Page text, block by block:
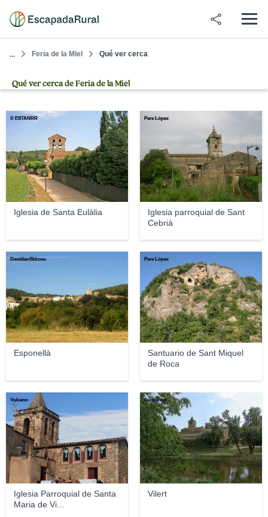
... Feria de la Miel Qué ver cerca
Qué ver cerca de Feria de la Miel
Iglesia de Santa Eulàlia
© ESTANRR
Iglesia parroquial de Sant
Cebrià
Pere López
Esponellà
DavidianSkitzou
Santuario de Sant Miquel
de Roca
Pere López
Iglesia Parroquial de Santa
Maria de Vi...
Vulcano
Vilert
lluiscanyet